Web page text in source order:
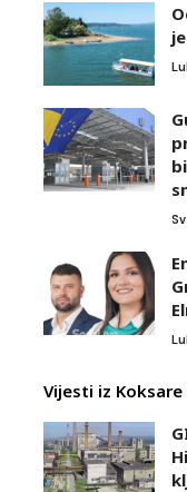
Vijesti iz Koksare